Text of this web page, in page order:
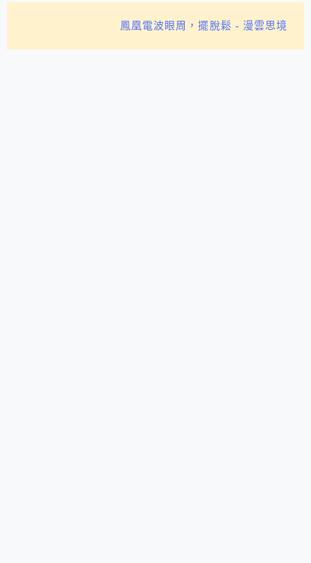
鳳凰電波眼周，擺脫鬆 - 漫雲思境